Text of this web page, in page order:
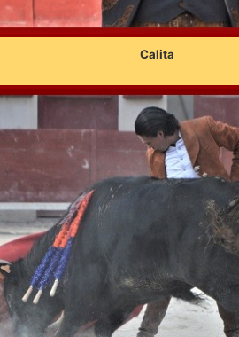
Calita